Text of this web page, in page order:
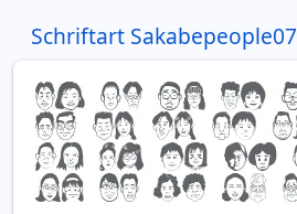
Schriftart Sakabepeople07